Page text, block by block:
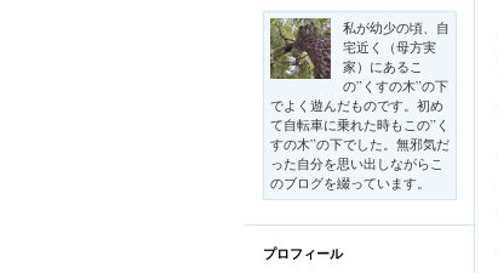
私が幼少の頃、自
宅近く（母方実
家）にあるこ
の”くすの木”の下
でよく遊んだものです。初め
て自転車に乗れた時もこの”く
すの木”の下でした。無邪気だ
った自分を思い出しながらこ
のブログを綴っています。
プロフィール